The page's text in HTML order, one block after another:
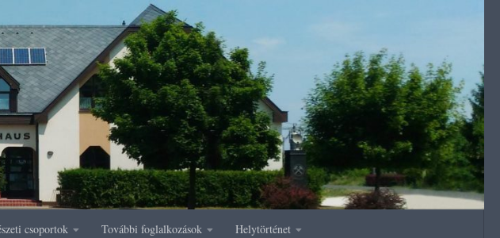
csoportok További foglalkozások Helytörténet